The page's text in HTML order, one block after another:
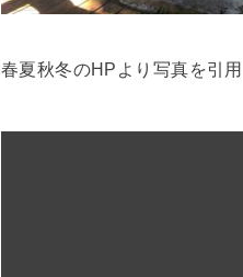
春夏秋冬のHPより写真を引用